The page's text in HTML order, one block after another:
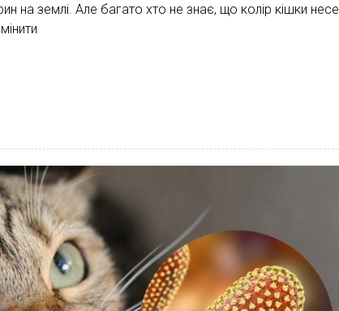
на землі. Але багато хто не знає, що колір кішки несе